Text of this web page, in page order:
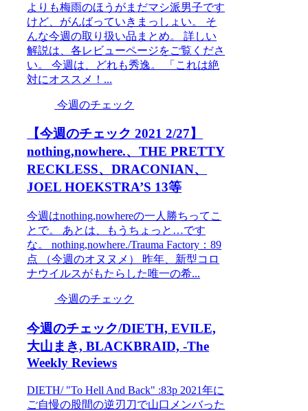
よりも梅雨のほうがまだマシ派男子です
けど、がんばっていきまっしょい。 そ
んな今週の取り扱い品まとめ。 詳しい
解説は、各レビューページをご覧くださ
い。 今週は、どれも秀逸。 「これは絶
対にオススメ！...
今週のチェック
【今週のチェック 2021 2/27】
nothing,nowhere.、THE PRETTY
RECKLESS、DRACONIAN、
JOEL HOEKSTRA’S 13等
今週はnothing,nowhereの一人勝ちってこ
とで。 あとは、もうちょっと…です
な。 nothing,nowhere./Trauma Factory：89
点 （今週のオヌヌメ） 昨年、新型コロ
ナウイルスがもたらした唯一の希...
今週のチェック
今週のチェック/DIETH, EVILE,
大山まき, BLACKBRAID, -The
Weekly Reviews
DIETH/ "To Hell And Back" :83p 2021年に
ご自慢の股間の逆刃刀で山口メンバった